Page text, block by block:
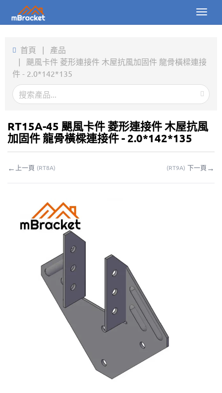
Toggle
產品
新聞
關於我們
下載
線上詢價
我的詢價
🌐 Language▼
首頁 | 產品
| 颶風卡件 菱形連接件 木屋抗風加固件 龍骨橫樑連接
件 - 2.0*142*135
RT15A-45 颶風卡件 菱形連接件 木屋抗風
加固件 龍骨橫樑連接件 - 2.0*142*135
← 上一頁 (RT8A) (RT9A) 下一頁 →